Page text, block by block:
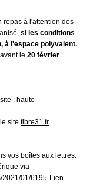
repas à l'attention des
si les conditions
à l'espace polyvalent.
le 20 février
: haute-
site fibre31.fr
vos boîtes aux lettres.
via
2021/01/6195-Lien-